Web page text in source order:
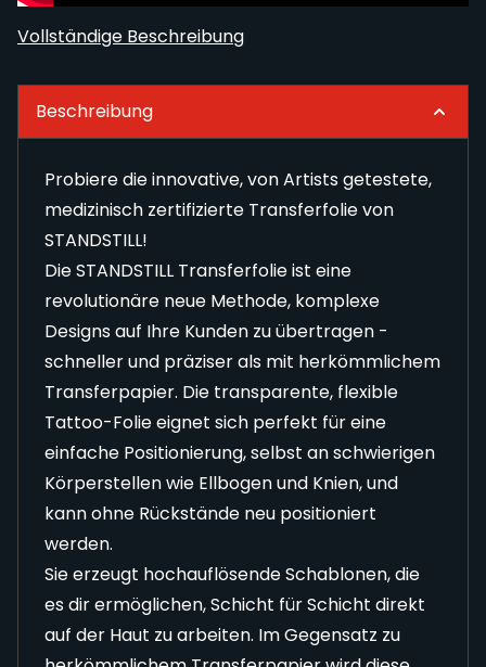
Vollständige Beschreibung
Beschreibung
Probiere die innovative, von Artists getestete,
medizinisch zertifizierte Transferfolie von
STANDSTILL!
Die STANDSTILL Transferfolie ist eine
revolutionäre neue Methode, komplexe
Designs auf Ihre Kunden zu übertragen -
schneller und präziser als mit herkömmlichem
Transferpapier. Die transparente, flexible
Tattoo-Folie eignet sich perfekt für eine
einfache Positionierung, selbst an schwierigen
Körperstellen wie Ellbogen und Knien, und
kann ohne Rückstände neu positioniert
werden.
Sie erzeugt hochauflösende Schablonen, die
es dir ermöglichen, Schicht für Schicht direkt
auf der Haut zu arbeiten. Im Gegensatz zu